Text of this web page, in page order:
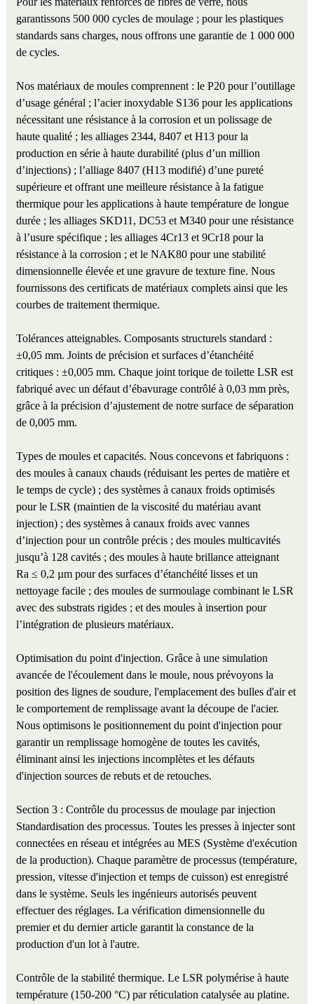
garantissons 500 000 cycles de moulage ; pour les plastiques
standards sans charges, nous offrons une garantie de 1 000 000
de cycles.
Nos matériaux de moules comprennent : le P20 pour l’outillage
d’usage général ; l’acier inoxydable S136 pour les applications
nécessitant une résistance à la corrosion et un polissage de
haute qualité ; les alliages 2344, 8407 et H13 pour la
production en série à haute durabilité (plus d’un million
d’injections) ; l’alliage 8407 (H13 modifié) d’une pureté
supérieure et offrant une meilleure résistance à la fatigue
thermique pour les applications à haute température de longue
durée ; les alliages SKD11, DC53 et M340 pour une résistance
à l’usure spécifique ; les alliages 4Cr13 et 9Cr18 pour la
résistance à la corrosion ; et le NAK80 pour une stabilité
dimensionnelle élevée et une gravure de texture fine. Nous
fournissons des certificats de matériaux complets ainsi que les
courbes de traitement thermique.
Tolérances atteignables. Composants structurels standard :
±0,05 mm. Joints de précision et surfaces d’étanchéité
critiques : ±0,005 mm. Chaque joint torique de toilette LSR est
fabriqué avec un défaut d’ébavurage contrôlé à 0,03 mm près,
grâce à la précision d’ajustement de notre surface de séparation
de 0,005 mm.
Types de moules et capacités. Nous concevons et fabriquons :
des moules à canaux chauds (réduisant les pertes de matière et
le temps de cycle) ; des systèmes à canaux froids optimisés
pour le LSR (maintien de la viscosité du matériau avant
injection) ; des systèmes à canaux froids avec vannes
d’injection pour un contrôle précis ; des moules multicavités
jusqu’à 128 cavités ; des moules à haute brillance atteignant
Ra ≤ 0,2 µm pour des surfaces d’étanchéité lisses et un
nettoyage facile ; des moules de surmoulage combinant le LSR
avec des substrats rigides ; et des moules à insertion pour
l’intégration de plusieurs matériaux.
Optimisation du point d'injection. Grâce à une simulation
avancée de l'écoulement dans le moule, nous prévoyons la
position des lignes de soudure, l'emplacement des bulles d'air et
le comportement de remplissage avant la découpe de l'acier.
Nous optimisons le positionnement du point d'injection pour
garantir un remplissage homogène de toutes les cavités,
éliminant ainsi les injections incomplètes et les défauts
d'injection sources de rebuts et de retouches.
Section 3 : Contrôle du processus de moulage par injection
Standardisation des processus. Toutes les presses à injecter sont
connectées en réseau et intégrées au MES (Système d'exécution
de la production). Chaque paramètre de processus (température,
pression, vitesse d'injection et temps de cuisson) est enregistré
dans le système. Seuls les ingénieurs autorisés peuvent
effectuer des réglages. La vérification dimensionnelle du
premier et du dernier article garantit la constance de la
production d'un lot à l'autre.
Contrôle de la stabilité thermique. Le LSR polymérise à haute
température (150-200 °C) par réticulation catalysée au platine.